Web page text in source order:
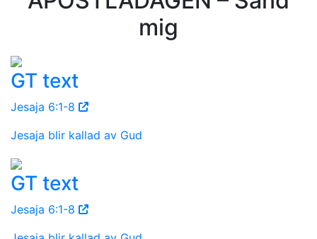
mig
GT text
Jesaja 6:1-8
Jesaja blir kallad av Gud
GT text
Jesaja 6:1-8